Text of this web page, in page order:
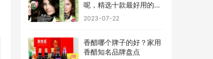
呢，精选十款最好用的染
发剂品牌
2023-07-22
香醋哪个牌子的好？家用
香醋知名品牌盘点